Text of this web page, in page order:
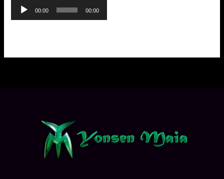
Tocador
00:00 00:00